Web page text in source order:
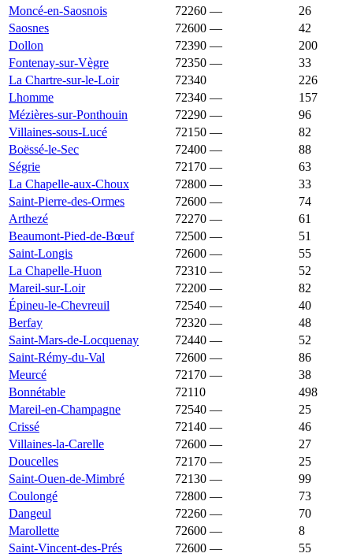
Moncé-en-Saosnois 72260 —
26
Saosnes
72600 —
42
Dollon
72390 —
200
Fontenay-sur-Vègre
72350 —
33
La Chartre-sur-le-Loir
72340
226
Lhomme
72340 —
157
Mézières-sur-Ponthouin
72290 —
96
Villaines-sous-Lucé
72150 —
82
Boëssé-le-Sec
72400 —
88
Ségrie
72170 —
63
La Chapelle-aux-Choux
72800 —
33
Saint-Pierre-des-Ormes
72600 —
74
Arthezé
72270 —
61
Beaumont-Pied-de-Bœuf
72500 —
51
Saint-Longis
72600 —
55
La Chapelle-Huon
72310 —
52
Mareil-sur-Loir
72200 —
82
Épineu-le-Chevreuil
72540 —
40
Berfay
72320 —
48
Saint-Mars-de-Locquenay
72440 —
52
Saint-Rémy-du-Val
72600 —
86
Meurcé
72170 —
38
Bonnétable
72110
498
Mareil-en-Champagne
72540 —
25
Crissé
72140 —
46
Villaines-la-Carelle
72600 —
27
Doucelles
72170 —
25
Saint-Ouen-de-Mimbré
72130 —
99
Coulongé
72800 —
73
Dangeul
72260 —
70
Marollette
72600 —
8
Saint-Vincent-des-Prés
72600 —
55